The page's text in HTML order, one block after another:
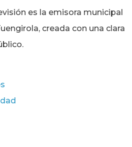
es la emisora municipal
creada con una clara